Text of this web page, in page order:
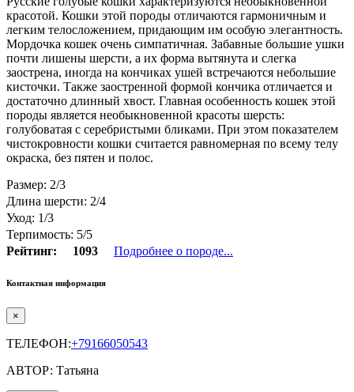
красотой. Кошки этой породы отличаются гармоничным и
легким телосложением, придающим им особую элегантность.
Мордочка кошек очень симпатичная. Забавные большие ушки
почти лишены шерсти, а их форма вытянута и слегка
заострена, иногда на кончиках ушей встречаются небольшие
кисточки. Также заостренной формой кончика отличается и
достаточно длинный хвост. Главная особенность кошек этой
породы является необыкновенной красоты шерсть:
голубоватая с серебристыми бликами. При этом показателем
чистокровности кошки считается равномерная по всему телу
окраска, без пятен и полос.
Размер: 2/3
Длина шерсти: 2/4
Уход: 1/3
Терпимость: 5/5
Рейтинг:
1093 Подробнее о породе...
Контактная информация
×
ТЕЛЕФОН:+79166050543
АВТОР: Татьяна